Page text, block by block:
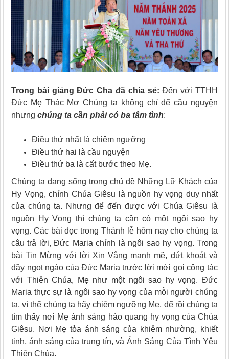
Trong bài giảng Đức Cha đã chia sẻ: Đến với TTHH
Đức Mẹ Thác Mơ Chúng ta không chỉ để cầu nguyện
nhưng chúng ta cần phải có ba tâm tình:
Điều thứ nhất là chiêm ngưỡng
Điều thứ hai là cầu nguyện
Điều thứ ba là cất bước theo Mẹ.
Chúng ta đang sống trong chủ đề Những Lữ Khách của
Hy Vọng, chính Chúa Giêsu là nguồn hy vọng duy nhất
của chúng ta. Nhưng để đến được với Chúa Giêsu là
nguồn Hy Vọng thì chúng ta cần có một ngôi sao hy
vọng. Các bài đọc trong Thánh lễ hôm nay cho chúng ta
câu trả lời, Đức Maria chính là ngôi sao hy vọng. Trong
bài Tin Mừng với lời Xin Vâng mạnh mẽ, dứt khoát và
đầy ngọt ngào của Đức Maria trước lời mời gọi cộng tác
với Thiên Chúa, Mẹ như một ngôi sao hy vọng. Đức
Maria thực sự là ngôi sao hy vọng của mỗi người chúng
ta, vì thế chúng ta hãy chiêm ngưỡng Mẹ, để rồi chúng ta
tìm thấy nơi Mẹ ánh sáng hào quang hy vọng của Chúa
Giêsu. Nơi Mẹ tỏa ánh sáng của khiêm nhường, khiết
tịnh, ánh sáng của trung tín, và Ánh Sáng Của Tình Yêu
Thiên Chúa.